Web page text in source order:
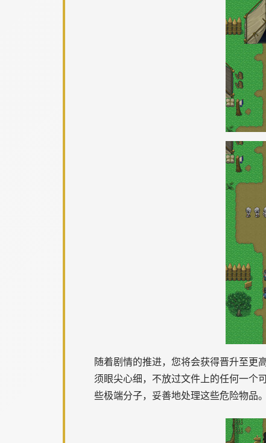
随着剧情的推进，您将会获得晋升至更
须眼尖心细，不放过文件上的任何一个
些极端分子，妥善地处理这些危险物品。